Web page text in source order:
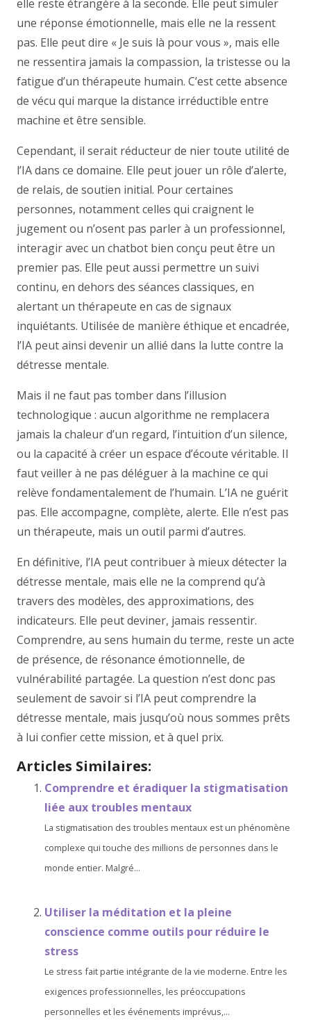
elle reste étrangère à la seconde. Elle peut simuler
une réponse émotionnelle, mais elle ne la ressent
pas. Elle peut dire « Je suis là pour vous », mais elle
ne ressentira jamais la compassion, la tristesse ou la
fatigue d’un thérapeute humain. C’est cette absence
de vécu qui marque la distance irréductible entre
machine et être sensible.
Cependant, il serait réducteur de nier toute utilité de
l’IA dans ce domaine. Elle peut jouer un rôle d’alerte,
de relais, de soutien initial. Pour certaines
personnes, notamment celles qui craignent le
jugement ou n’osent pas parler à un professionnel,
interagir avec un chatbot bien conçu peut être un
premier pas. Elle peut aussi permettre un suivi
continu, en dehors des séances classiques, en
alertant un thérapeute en cas de signaux
inquiétants. Utilisée de manière éthique et encadrée,
l’IA peut ainsi devenir un allié dans la lutte contre la
détresse mentale.
Mais il ne faut pas tomber dans l’illusion
technologique : aucun algorithme ne remplacera
jamais la chaleur d’un regard, l’intuition d’un silence,
ou la capacité à créer un espace d’écoute véritable. Il
faut veiller à ne pas déléguer à la machine ce qui
relève fondamentalement de l’humain. L’IA ne guérit
pas. Elle accompagne, complète, alerte. Elle n’est pas
un thérapeute, mais un outil parmi d’autres.
En définitive, l’IA peut contribuer à mieux détecter la
détresse mentale, mais elle ne la comprend qu’à
travers des modèles, des approximations, des
indicateurs. Elle peut deviner, jamais ressentir.
Comprendre, au sens humain du terme, reste un acte
de présence, de résonance émotionnelle, de
vulnérabilité partagée. La question n’est donc pas
seulement de savoir si l’IA peut comprendre la
détresse mentale, mais jusqu’où nous sommes prêts
à lui confier cette mission, et à quel prix.
Articles Similaires:
Comprendre et éradiquer la stigmatisation
liée aux troubles mentaux
La stigmatisation des troubles mentaux est un phénomène
complexe qui touche des millions de personnes dans le
monde entier. Malgré...
Utiliser la méditation et la pleine
conscience comme outils pour réduire le
stress
Le stress fait partie intégrante de la vie moderne. Entre les
exigences professionnelles, les préoccupations
personnelles et les événements imprévus,...